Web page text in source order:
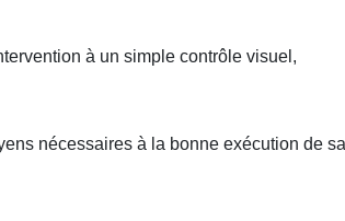
à un simple contrôle visuel,
nécessaires à la bonne exécution de